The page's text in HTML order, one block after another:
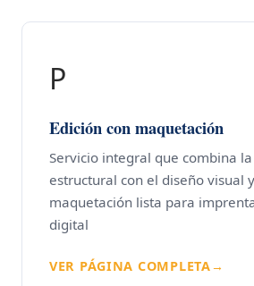
P
Edición con maquetación
Servicio integral que combina
estructural con el diseño visual
maquetación lista para
digital
VER PÁGINA COMPLETA→